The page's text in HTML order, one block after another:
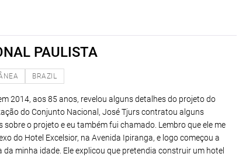
PAULISTA
BRAZIL
2014, aos 85 anos, revelou alguns detalhes do projeto do
do Conjunto Nacional, José Tjurs contratou alguns
o projeto e eu também fui chamado. Lembro que ele me
do Hotel Excelsior, na Avenida Ipiranga, e logo começou a
da minha idade. Ele explicou que pretendia construir um hotel